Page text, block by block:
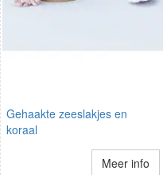
Gehaakte zeeslakjes en
koraal
Meer info